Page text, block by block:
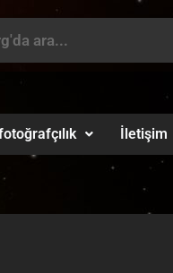
İletişim